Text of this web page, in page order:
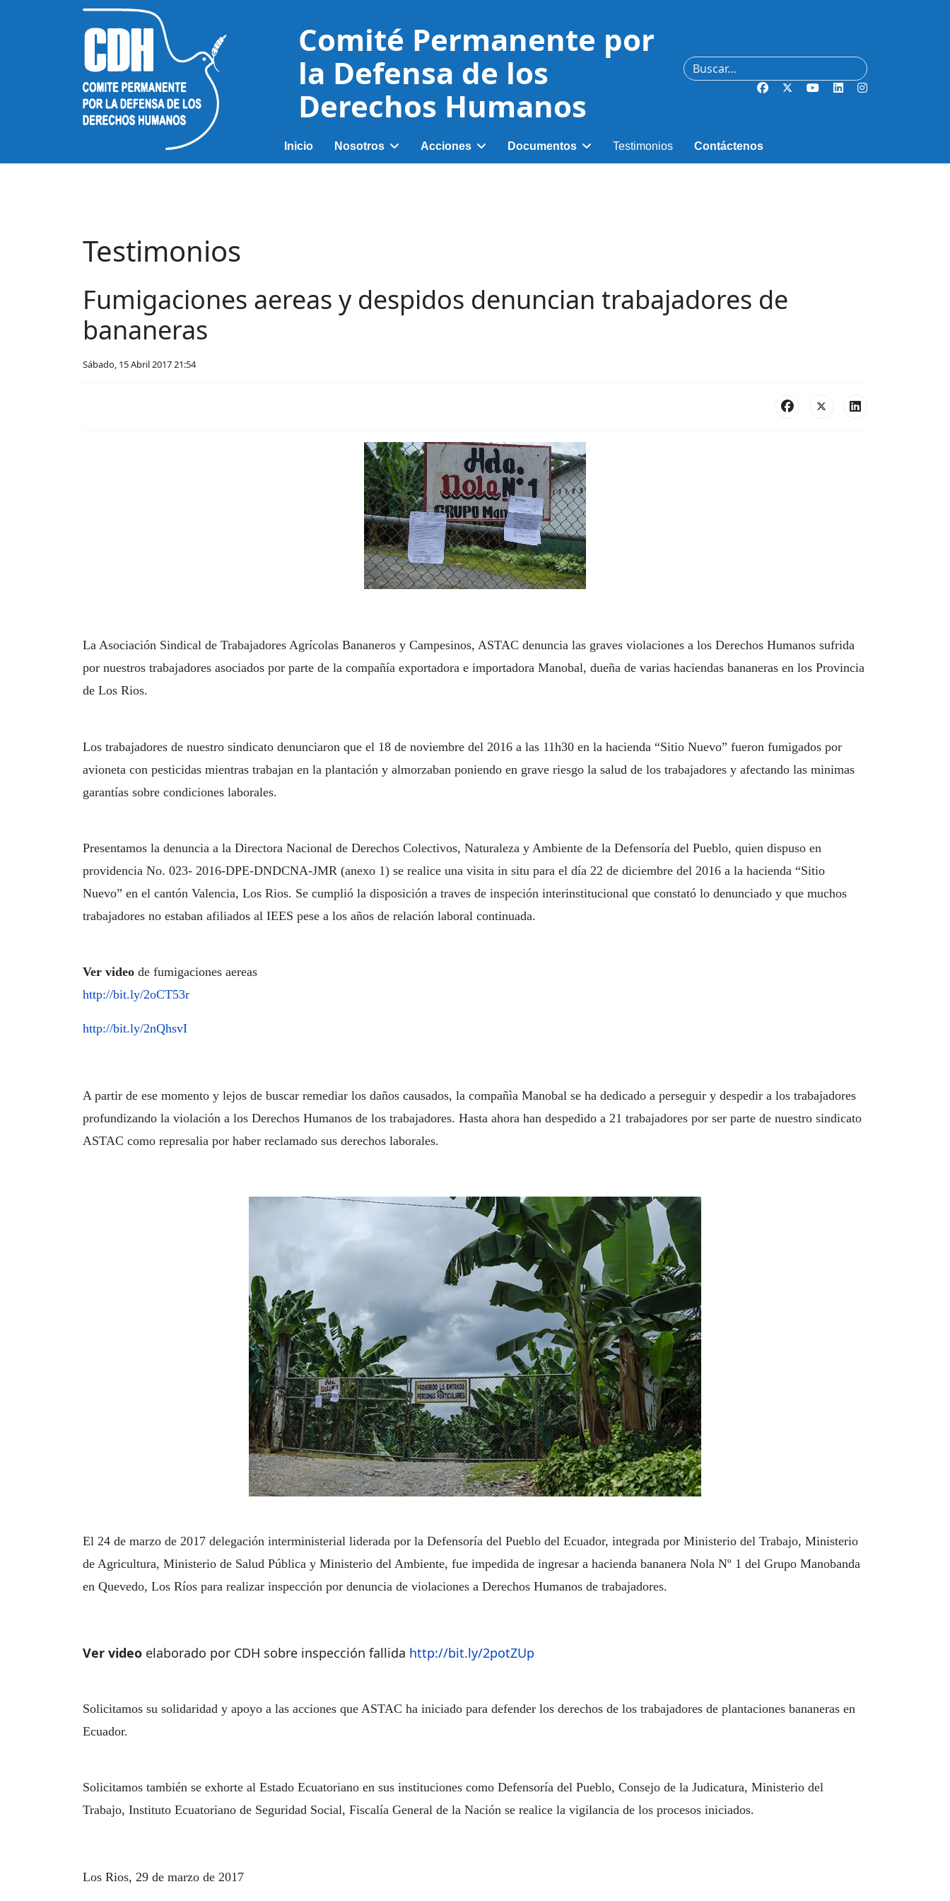
Comité Permanente por
la Defensa de los
Derechos Humanos
Buscar
Inicio Nosotros Acciones Documentos Testimonios Contáctenos
Testimonios
Fumigaciones aereas y despidos denuncian trabajadores de
bananeras
Sábado, 15 Abril 2017 21:54
La Asociación Sindical de Trabajadores Agrícolas Bananeros y Campesinos, ASTAC denuncia las graves violaciones a los Derechos Humanos sufrida
por nuestros trabajadores asociados por parte de la compañía exportadora e importadora Manobal, dueña de varias haciendas bananeras en los Provincia
de Los Rios.
Los trabajadores de nuestro sindicato denunciaron que el 18 de noviembre del 2016 a las 11h30 en la hacienda “Sitio Nuevo” fueron fumigados por
avioneta con pesticidas mientras trabajan en la plantación y almorzaban poniendo en grave riesgo la salud de los trabajadores y afectando las minimas
garantías sobre condiciones laborales.
Presentamos la denuncia a la Directora Nacional de Derechos Colectivos, Naturaleza y Ambiente de la Defensoría del Pueblo, quien dispuso en
providencia No. 023- 2016-DPE-DNDCNA-JMR (anexo 1) se realice una visita in situ para el día 22 de diciembre del 2016 a la hacienda “Sitio
Nuevo” en el cantón Valencia, Los Rios. Se cumplió la disposición a traves de inspeción interinstitucional que constató lo denunciado y que muchos
trabajadores no estaban afiliados al IEES pese a los años de relación laboral continuada.
Ver video de fumigaciones aereas
http://bit.ly/2oCT53r
http://bit.ly/2nQhsvI
A partir de ese momento y lejos de buscar remediar los daños causados, la compañìa Manobal se ha dedicado a perseguir y despedir a los trabajadores
profundizando la violación a los Derechos Humanos de los trabajadores. Hasta ahora han despedido a 21 trabajadores por ser parte de nuestro sindicato
ASTAC como represalia por haber reclamado sus derechos laborales.
El 24 de marzo de 2017 delegación interministerial liderada por la Defensoría del Pueblo del Ecuador, integrada por Ministerio del Trabajo, Ministerio
de Agricultura, Ministerio de Salud Pública y Ministerio del Ambiente, fue impedida de ingresar a hacienda bananera Nola Nº 1 del Grupo Manobanda
en Quevedo, Los Ríos para realizar inspección por denuncia de violaciones a Derechos Humanos de trabajadores.
Ver video elaborado por CDH sobre inspección fallida http://bit.ly/2potZUp
Solicitamos su solidaridad y apoyo a las acciones que ASTAC ha iniciado para defender los derechos de los trabajadores de plantaciones bananeras en
Ecuador.
Solicitamos también se exhorte al Estado Ecuatoriano en sus instituciones como Defensoría del Pueblo, Consejo de la Judicatura, Ministerio del
Trabajo, Instituto Ecuatoriano de Seguridad Social, Fiscalía General de la Nación se realice la vigilancia de los procesos iniciados.
Los Rios, 29 de marzo de 2017